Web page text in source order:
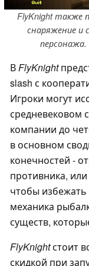
FlyKnight также
снаряжение и
ВFlyKnight
slash с
Игроки могут
средневековом
компании до
в основном
конечностей -
противника,
чтобы избежать
механика
существ,
FlyKnightстоит
скидкой при